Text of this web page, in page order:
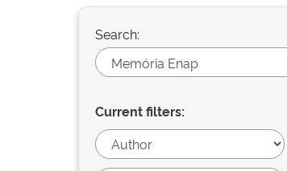
Search:
Current filters: